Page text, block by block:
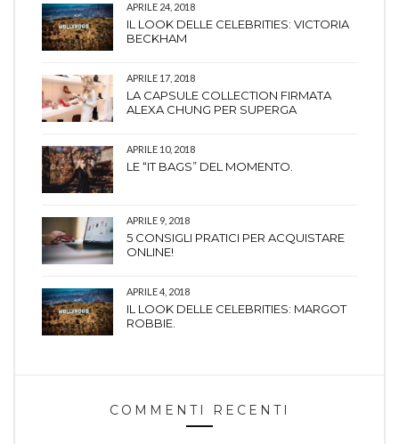
APRILE 24, 2018
IL LOOK DELLE CELEBRITIES: VICTORIA
BECKHAM
APRILE 17, 2018
LA CAPSULE COLLECTION FIRMATA
ALEXA CHUNG PER SUPERGA
APRILE 10, 2018
LE “IT BAGS” DEL MOMENTO.
APRILE 9, 2018
5 CONSIGLI PRATICI PER ACQUISTARE
ONLINE!
APRILE 4, 2018
IL LOOK DELLE CELEBRITIES: MARGOT
ROBBIE.
COMMENTI RECENTI